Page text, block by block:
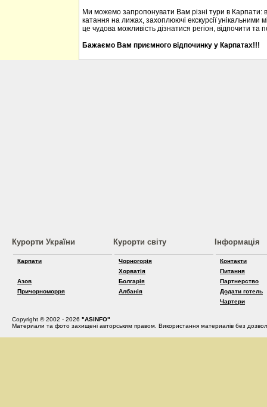
Ми можемо запропонувати Вам різні тури в Карпати:
катання на лижах, захоплюючі екскурсії
це чудова можливість дізнатися регіон, відпочити та
Бажаємо Вам приємного відпочинку у Карпатах!!!
Курорти України
Карпати
Азов
Причорноморря
Курорти світу
Чорногорія
Хорватія
Болгарія
Албанія
Інформація
Контакти
Питання
Партнерство
Додати готель
Чартери
Copyright © 2002 - 2026 "ASINFO"
Материали та фото захищені авторським правом. Використання материалів без